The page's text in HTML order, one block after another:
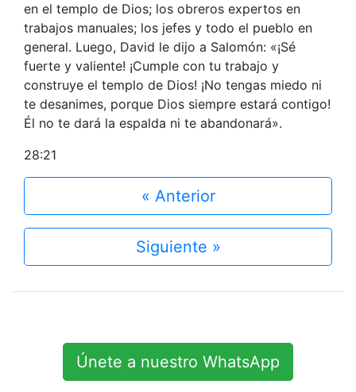
en el templo de Dios; los obreros expertos en
trabajos manuales; los jefes y todo el pueblo en
general. Luego, David le dijo a Salomón: «¡Sé
fuerte y valiente! ¡Cumple con tu trabajo y
construye el templo de Dios! ¡No tengas miedo ni
te desanimes, porque Dios siempre estará contigo!
Él no te dará la espalda ni te abandonará».
28:21
« Anterior
Siguiente »
Únete a nuestro WhatsApp